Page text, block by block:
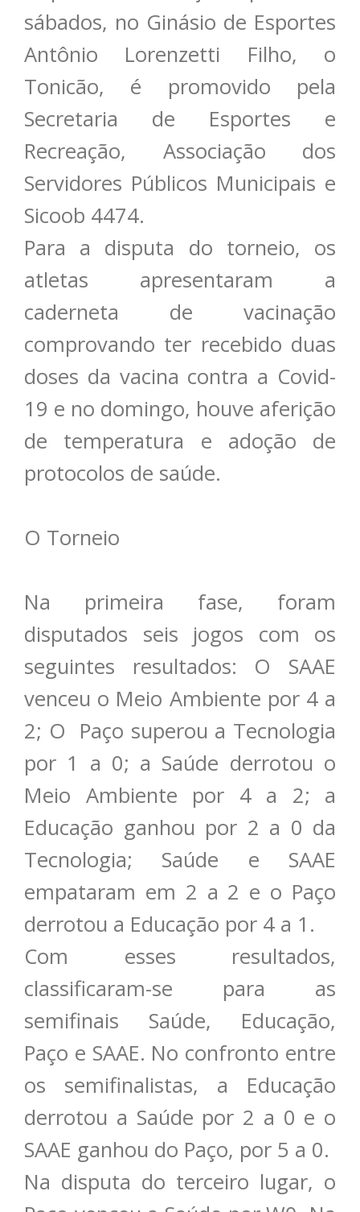
sábados, no Ginásio de Esportes
Antônio Lorenzetti Filho, o
Tonicão, é promovido pela
Secretaria de Esportes e
Recreação, Associação dos
Servidores Públicos Municipais e
Sicoob 4474.
Para a disputa do torneio, os
atletas apresentaram a
caderneta de vacinação
comprovando ter recebido duas
doses da vacina contra a Covid-
19 e no domingo, houve aferição
de temperatura e adoção de
protocolos de saúde.
O Torneio
Na primeira fase, foram
disputados seis jogos com os
seguintes resultados: O SAAE
venceu o Meio Ambiente por 4 a
2; O Paço superou a Tecnologia
por 1 a 0; a Saúde derrotou o
Meio Ambiente por 4 a 2; a
Educação ganhou por 2 a 0 da
Tecnologia; Saúde e SAAE
empataram em 2 a 2 e o Paço
derrotou a Educação por 4 a 1.
Com esses resultados,
classificaram-se para as
semifinais Saúde, Educação,
Paço e SAAE. No confronto entre
os semifinalistas, a Educação
derrotou a Saúde por 2 a 0 e o
SAAE ganhou do Paço, por 5 a 0.
Na disputa do terceiro lugar, o